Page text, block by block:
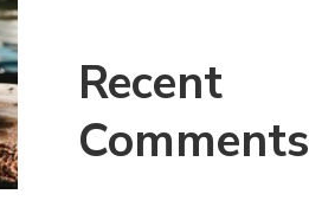
Recent
Comments